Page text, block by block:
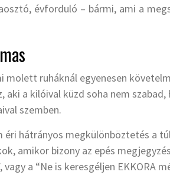
évforduló – bármi, ami a
molett ruháknál egyenesen
a kilóival küzd soha nem szabad,
szemben.
éri hátrányos megkülönböztetés a
amikor bizony az epés
a “Ne is keresgéljen EKKORA